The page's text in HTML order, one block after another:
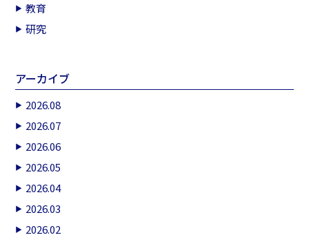
教育
研究
アーカイブ
2026.08
2026.07
2026.06
2026.05
2026.04
2026.03
2026.02